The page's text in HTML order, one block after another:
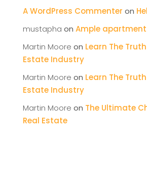
A WordPress Commenter on
mustapha on Ample apartment
Martin Moore on Learn The
Estate Industry
Martin Moore on Learn The
Estate Industry
Martin Moore on The Ultimate
Real Estate